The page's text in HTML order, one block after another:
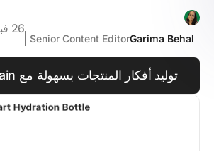
Garima Behal
Senior Content Editor
26 فبراير 2025
توليد أفكار المنتجات بسهولة مع ClickUp Brain!